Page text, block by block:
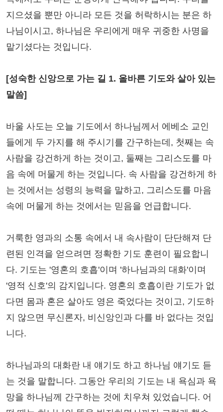
지으셨을 뿐만 아니라 모든 것을 허락하시는 분은 하
나님이시고, 하나님은 우리에게 매우 귀중한 사명을
맡기셨다는 것입니다.
[성숙한 신앙으로 가는 길 1. 올바른 기도와 살아 있는
말씀]
바울 사도는 오늘 기도에서 하나님께서 에베소 교인
들에게 두 가지를 해 주시기를 간구하는데, 첫째는 속
사람을 강건하게 하는 것이고, 둘째는 그리스도를 마
음 속에 머물게 하는 것입니다. 속 사람을 강건하게 하
는 것에서는 성령의 능력을 말하고, 그리스도를 마음
속에 머물게 하는 것에서는 믿음을 언급합니다.
거룩한 영과의 소통 속에서 내 속사람이 단단해져 단
련된 인격을 얻으려면 정확한 기도 훈련이 필요합니
다. 기도는 '영혼의 호흡'이며 '하나님과의 대화'이며
'영적 신호'의 감지입니다. 영혼의 호흡이란 기도가 없
다면 몸과 혼은 살아도 영은 죽었다는 것이고, 기도하
지 않으면 무신론자, 비신앙인과 다를 바 없다는 것입
니다.
하나님과의 대화란 내 얘기도 하고 하나님 얘기도 듣
는 것을 말합니다. 그동안 우리의 기도는 내 욕심과 욕
망을 하나님께 간구하는 것에 치우쳐 있었습니다. 어